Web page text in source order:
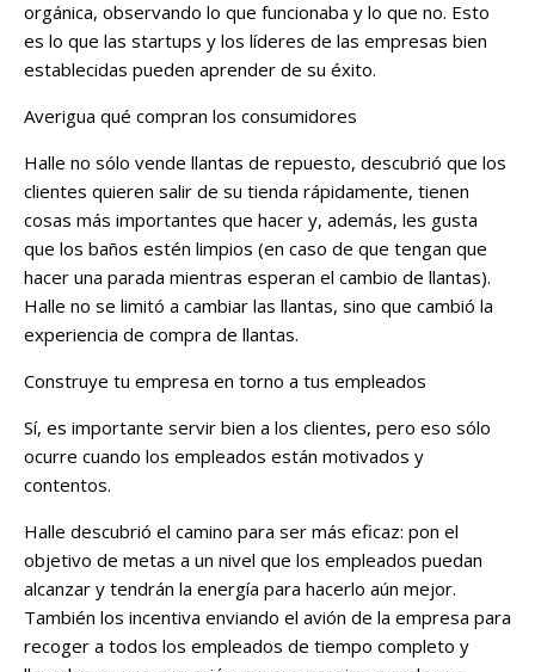
orgánica, observando lo que funcionaba y lo que no. Esto
es lo que las startups y los líderes de las empresas bien
establecidas pueden aprender de su éxito.
Averigua qué compran los consumidores
Halle no sólo vende llantas de repuesto, descubrió que los
clientes quieren salir de su tienda rápidamente, tienen
cosas más importantes que hacer y, además, les gusta
que los baños estén limpios (en caso de que tengan que
hacer una parada mientras esperan el cambio de llantas).
Halle no se limitó a cambiar las llantas, sino que cambió la
experiencia de compra de llantas.
Construye tu empresa en torno a tus empleados
Sí, es importante servir bien a los clientes, pero eso sólo
ocurre cuando los empleados están motivados y
contentos.
Halle descubrió el camino para ser más eficaz: pon el
objetivo de metas a un nivel que los empleados puedan
alcanzar y tendrán la energía para hacerlo aún mejor.
También los incentiva enviando el avión de la empresa para
recoger a todos los empleados de tiempo completo y